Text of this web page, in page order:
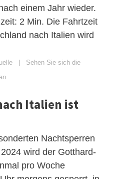
einem Jahr wieder.
2 Min. Die Fahrtzeit
nach Italien wird
| Sehen Sie sich die
Italien ist
Nachtsperren
wird der Gotthard-
pro Woche